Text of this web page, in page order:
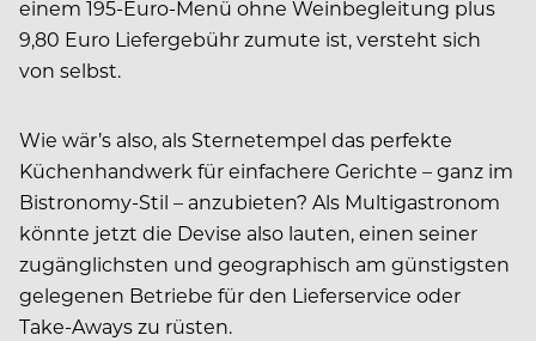
einem 195-Euro-Menü ohne Weinbegleitung plus
9,80 Euro Liefergebühr zumute ist, versteht sich
von selbst.
Wie wär’s also, als Sternetempel das perfekte
Küchenhandwerk für einfachere Gerichte – ganz im
Bistronomy-Stil – anzubieten? Als Multigastronom
könnte jetzt die Devise also lauten, einen seiner
zugänglichsten und geographisch am günstigsten
gelegenen Betriebe für den Lieferservice oder
Take-Aways zu rüsten.